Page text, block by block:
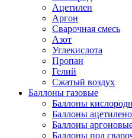
Ацетилен
Аргон
Сварочная смесь
Азот
Углекислота
Пропан
Гелий
Сжатый воздух
Баллоны газовые
Баллоны
Баллоны
Баллоны
Баллоны под